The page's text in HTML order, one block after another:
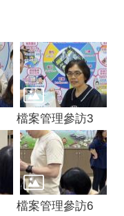
檔案管理參訪3
檔案管理參訪6